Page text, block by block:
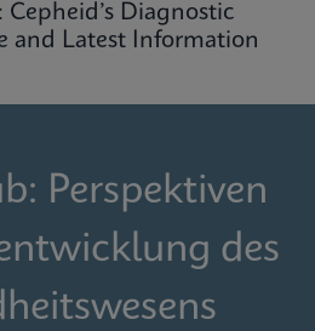
Cepheid’s Diagnostic
and Latest Information
Perspektiven
des